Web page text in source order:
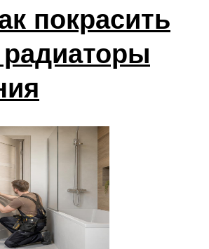
покрасить